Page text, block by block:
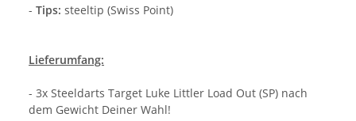
- Tips: steeltip (Swiss Point)
Lieferumfang:
- 3x Steeldarts Target Luke Littler Load Out (SP) nach
dem Gewicht Deiner Wahl!